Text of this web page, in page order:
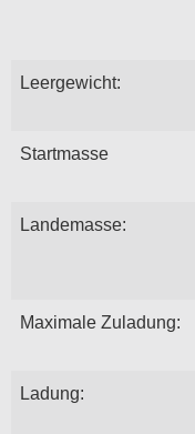
Leergewicht:
Startmasse
Landemasse:
Maximale Zuladung:
Ladung: